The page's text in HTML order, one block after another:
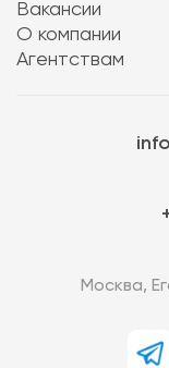
Вакансии
О компании
Агентствам
Москва,